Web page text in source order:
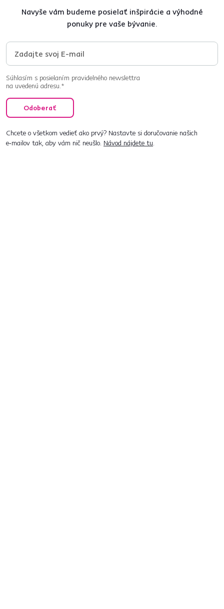
Navyše vám budeme posielať inšpirácie a výhodné
ponuky pre vaše bývanie.
Súhlasím s posielaním pravidelného newslettra
na uvedenú adresu.*
Odoberať
Chcete o všetkom vedieť ako prvý? Nastavte si doručovanie našich
e‑mailov tak, aby vám nič neušlo. Návod nájdete tu.